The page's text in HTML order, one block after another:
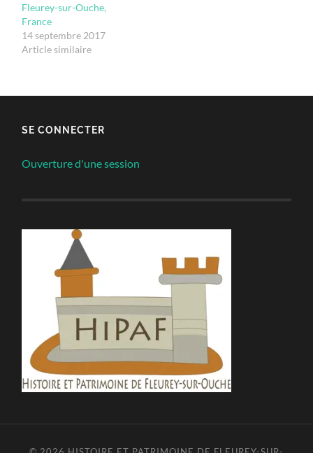
Fleurey-sur-Ouche,
France
14 septembre 2017
Article similaire
SE CONNECTER
Ouverture d'une session